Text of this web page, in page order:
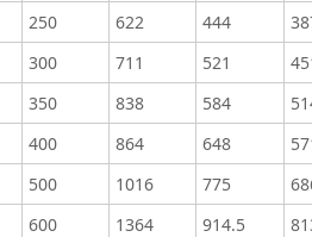
250 622 444
300 711 521
350 838 584
400 864 648
500 1016 775
600 1364 914.5